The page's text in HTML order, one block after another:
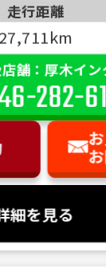
走行距離
27,711km
舗：厚木イン
282-
細を見る